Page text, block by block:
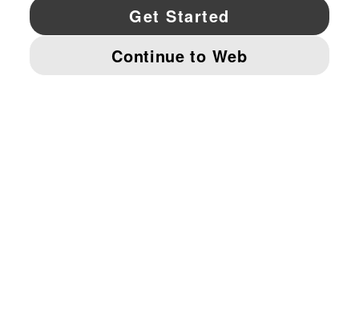
YouTube Twitter Pinterest
IMPRINT AND LEGAL DATA